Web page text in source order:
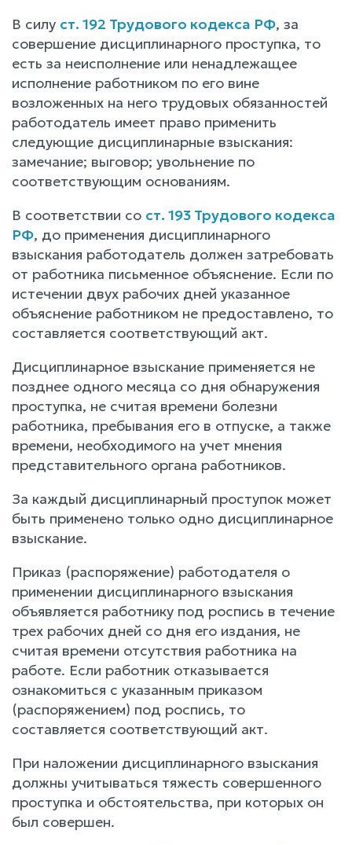
В силу ст. 192 Трудового кодекса РФ, за
совершение дисциплинарного проступка, то
есть за неисполнение или ненадлежащее
исполнение работником по его вине
возложенных на него трудовых обязанностей
работодатель имеет право применить
следующие дисциплинарные взыскания:
замечание; выговор; увольнение по
соответствующим основаниям.
В соответствии со ст. 193 Трудового кодекса
РФ, до применения дисциплинарного
взыскания работодатель должен затребовать
от работника письменное объяснение. Если по
истечении двух рабочих дней указанное
объяснение работником не предоставлено, то
составляется соответствующий акт.
Дисциплинарное взыскание применяется не
позднее одного месяца со дня обнаружения
проступка, не считая времени болезни
работника, пребывания его в отпуске, а также
времени, необходимого на учет мнения
представительного органа работников.
За каждый дисциплинарный проступок может
быть применено только одно дисциплинарное
взыскание.
Приказ (распоряжение) работодателя о
применении дисциплинарного взыскания
объявляется работнику под роспись в течение
трех рабочих дней со дня его издания, не
считая времени отсутствия работника на
работе. Если работник отказывается
ознакомиться с указанным приказом
(распоряжением) под роспись, то
составляется соответствующий акт.
При наложении дисциплинарного взыскания
должны учитываться тяжесть совершенного
проступка и обстоятельства, при которых он
был совершен.